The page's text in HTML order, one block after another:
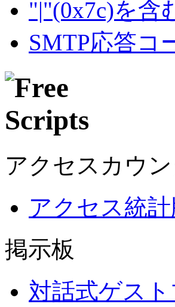
"|"(0x7c)を含
SMTP応答コ
アクセスカウン
アクセス統計
掲示板
対話式ゲス